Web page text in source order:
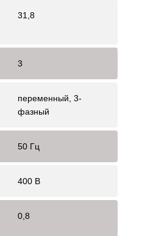
31,8
3
переменный, 3-
фазный
50 Гц
400 В
0,8